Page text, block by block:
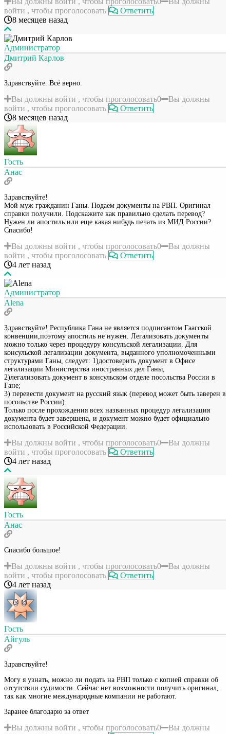
войти , чтобы проголосовать
Ответить
8 месяцев назад
Администратор
Дмитрий Карлов
Здравствуйте. Всё верно.
Вы должны войти , чтобы проголосовать0
Вы должны
войти , чтобы проголосовать
Ответить
8 месяцев назад
Гость
Анас
Здравствуйте!
Мой муж гражданин Ганы. Подаем документы на РВП. Оригинал
справки получили. Подскажите как правильно сделать перевод?
Нужен ли апостиль или еще какая нибудь печать из МИД России?
Спасибо!
Вы должны войти , чтобы проголосовать0
Вы должны
войти , чтобы проголосовать
Ответить
4 лет назад
Администратор
Alena
Здравствуйте! Республика Гана не является подписантом Гаагской
конвенции,поэтому апостиль не нужен. Легализовать документы
можно только через процедуру консульской легализации. Для
консульской легализации документа, выданного уполномоченными
структурами Ганы, следует: 1)достоверить документ в Офисе
легализации Министерства иностранных дел Ганы;
2)легализовать документ в консульском отделе посольства России в
Гане;
3) перевести документ на русский язык (перевод может быть заверен в
посольстве России).
Только после прохождения всех названных процедур легализация
документа будет завершена, и документ можно будет официально
использовать в Российской Федерации.
Вы должны войти , чтобы проголосовать0
Вы должны
войти , чтобы проголосовать
Ответить
4 лет назад
Гость
Анас
Спасибо большое!
Вы должны войти , чтобы проголосовать0
Вы должны
войти , чтобы проголосовать
Ответить
4 лет назад
Гость
Айгуль
Здравствуйте!
Могу я узнать, можно ли подать на РВП только с копией справки об
отсутствии судимости. Сейчас нет возможности получить оригинал,
так как многие международные компании не работают.
Заранее благодарю за ответ
Вы должны войти , чтобы проголосовать0
Вы должны